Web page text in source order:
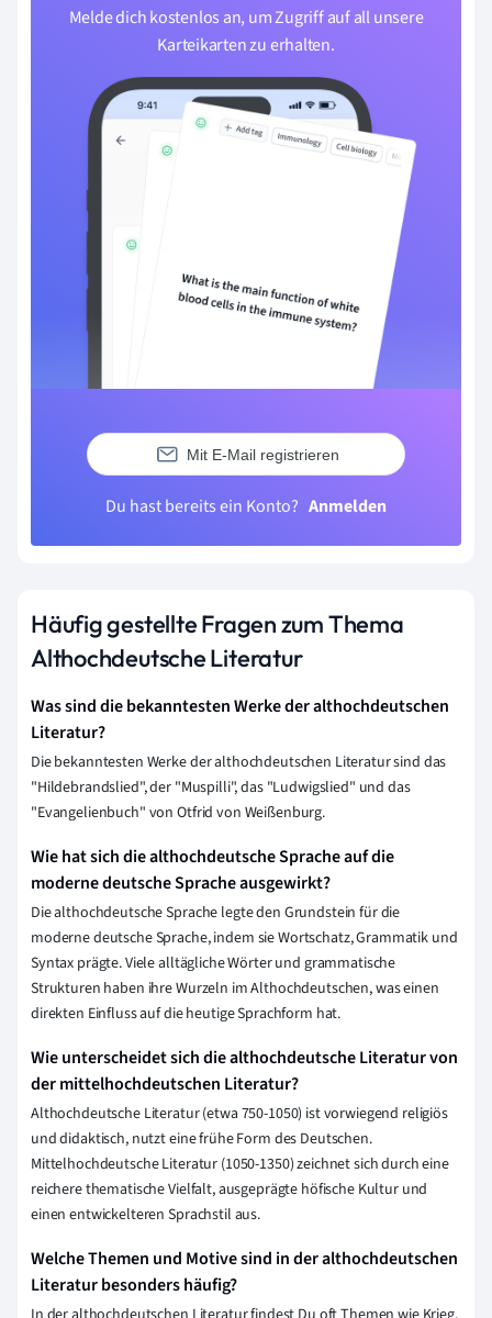
Melde dich kostenlos an, um Zugriff auf all unsere
Karteikarten zu erhalten.
Mit E-Mail registrieren
Du hast bereits ein Konto? Anmelden
Häufig gestellte Fragen zum Thema
Althochdeutsche Literatur
Was sind die bekanntesten Werke der althochdeutschen
Literatur?
Die bekanntesten Werke der althochdeutschen Literatur sind das
"Hildebrandslied", der "Muspilli", das "Ludwigslied" und das
"Evangelienbuch" von Otfrid von Weißenburg.
Wie hat sich die althochdeutsche Sprache auf die
moderne deutsche Sprache ausgewirkt?
Die althochdeutsche Sprache legte den Grundstein für die
moderne deutsche Sprache, indem sie Wortschatz, Grammatik und
Syntax prägte. Viele alltägliche Wörter und grammatische
Strukturen haben ihre Wurzeln im Althochdeutschen, was einen
direkten Einfluss auf die heutige Sprachform hat.
Wie unterscheidet sich die althochdeutsche Literatur von
der mittelhochdeutschen Literatur?
Althochdeutsche Literatur (etwa 750-1050) ist vorwiegend religiös
und didaktisch, nutzt eine frühe Form des Deutschen.
Mittelhochdeutsche Literatur (1050-1350) zeichnet sich durch eine
reichere thematische Vielfalt, ausgeprägte höfische Kultur und
einen entwickelteren Sprachstil aus.
Welche Themen und Motive sind in der althochdeutschen
Literatur besonders häufig?